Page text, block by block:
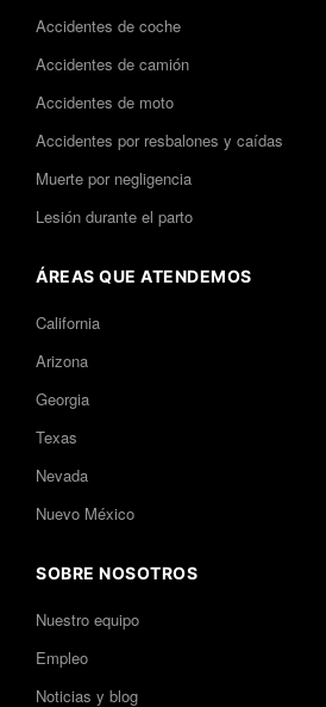
Accidentes de coche
Accidentes de camión
Accidentes de moto
Accidentes por resbalones y caídas
Muerte por negligencia
Lesión durante el parto
ÁREAS QUE ATENDEMOS
California
Arizona
Georgia
Texas
Nevada
Nuevo México
SOBRE NOSOTROS
Nuestro equipo
Empleo
Noticias y blog